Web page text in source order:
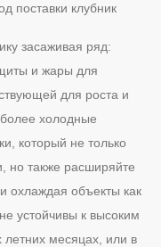
поставки клубник
засаживая ряд:
и жары для
для роста и
более холодные
который не только
но также расширяйте
охлаждая объекты как
устойчивы к высоким
летних месяцах, или в